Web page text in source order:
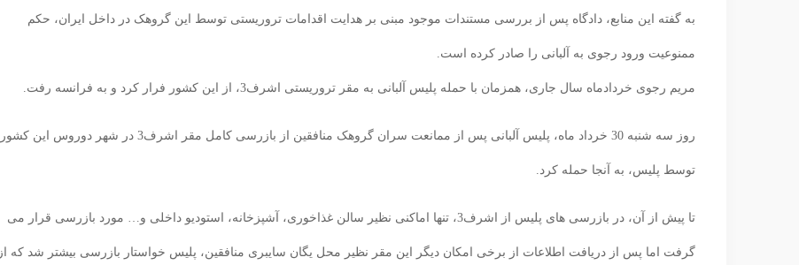
به گفته این منابع، دادگاه پس از بررسی مستندات موجود مبنی بر هدایت اقدامات تروریستی توسط این گروهک در داخل ایران، حکم
ممنوعیت ورود رجوی به آلبانی را صادر کرده است.
مریم رجوی خردادماه سال جاری، همزمان با حمله پلیس آلبانی به مقر تروریستی اشرف3، از این کشور فرار کرد و به فرانسه رفت.
روز سه شنبه 30 خرداد ماه، پلیس آلبانی پس از ممانعت سران گروهک منافقین از بازرسی کامل مقر اشرف3 در شهر دوروس این کشور
توسط پلیس، به آنجا حمله کرد.
تا پیش از آن، در بازرسی های پلیس از اشرف3، تنها اماکنی نظیر سالن غذاخوری، آشپزخانه، استودیو داخلی و… مورد بازرسی قرار می
گرفت اما پس از دریافت اطلاعات از برخی امکان دیگر این مقر نظیر محل یگان سایبری منافقین، پلیس خواستار بازرسی بیشتر شد که از